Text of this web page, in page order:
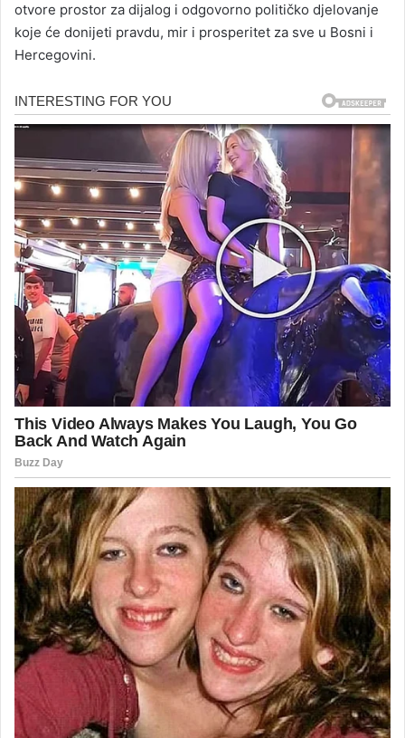
otvore prostor za dijalog i odgovorno političko djelovanje
koje će donijeti pravdu, mir i prosperitet za sve u Bosni i
Hercegovini.